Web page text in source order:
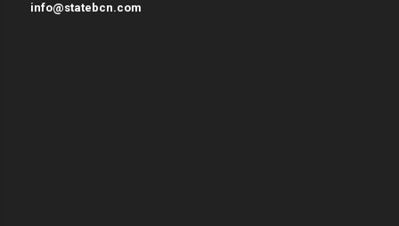
info@statebcn.com